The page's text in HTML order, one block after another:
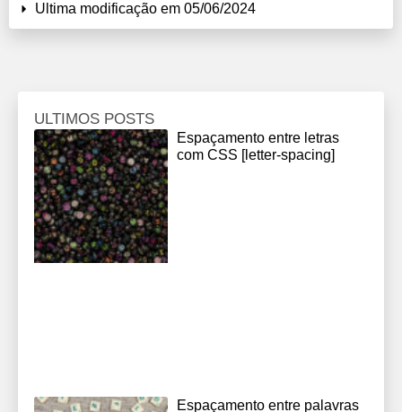
Ultima modificação em 05/06/2024
ULTIMOS POSTS
Espaçamento entre letras
com CSS [letter-spacing]
Espaçamento entre palavras